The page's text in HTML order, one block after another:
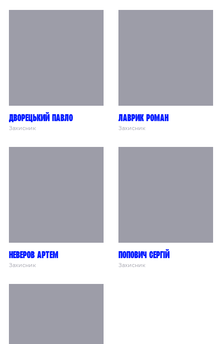
Дворецький Павло
Захисник
Лаврик Роман
Захисник
Неверов Артем
Захисник
Попович Сергій
Захисник